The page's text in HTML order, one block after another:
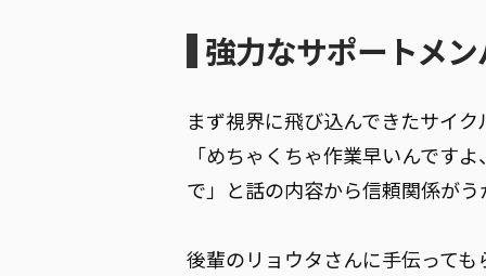
強力なサポートメ
まず視界に飛び込んできたサイ
「めちゃくちゃ作業早いんです
で」と話の内容から信頼関係がう
後輩のリョウタさんに手伝って